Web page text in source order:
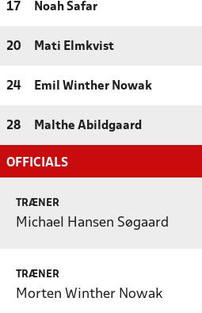
17 Noah Safar
20 Mati Elmkvist
24 Emil Winther Nowak
28 Malthe Abildgaard
OFFICIALS
TRÆNER
Michael Hansen Søgaard
TRÆNER
Morten Winther Nowak